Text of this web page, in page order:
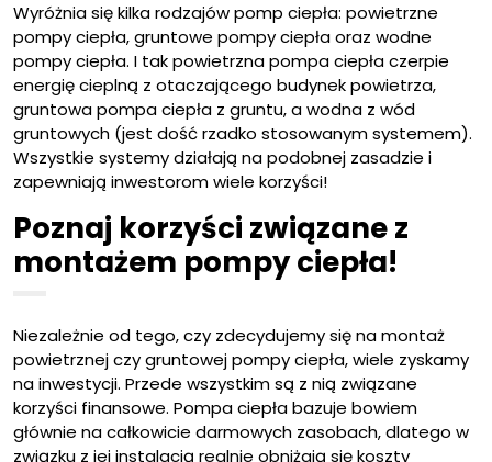
Wyróżnia się kilka rodzajów pomp ciepła: powietrzne
pompy ciepła, gruntowe pompy ciepła oraz wodne
pompy ciepła. I tak powietrzna pompa ciepła czerpie
energię cieplną z otaczającego budynek powietrza,
gruntowa pompa ciepła z gruntu, a wodna z wód
gruntowych (jest dość rzadko stosowanym systemem).
Wszystkie systemy działają na podobnej zasadzie i
zapewniają inwestorom wiele korzyści!
Poznaj korzyści związane z
montażem pompy ciepła!
Niezależnie od tego, czy zdecydujemy się na montaż
powietrznej czy gruntowej pompy ciepła, wiele zyskamy
na inwestycji. Przede wszystkim są z nią związane
korzyści finansowe. Pompa ciepła bazuje bowiem
głównie na całkowicie darmowych zasobach, dlatego w
związku z jej instalacją realnie obniżają się koszty